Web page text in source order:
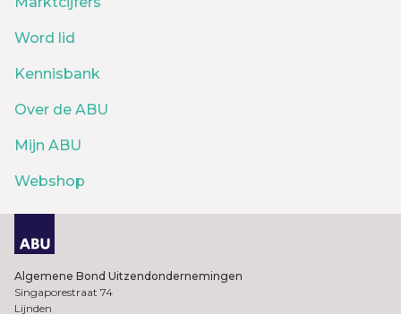
Word lid
Kennisbank
Over de ABU
Mijn ABU
Webshop
Algemene Bond Uitzendondernemingen
Singaporestraat 74
Lijnden